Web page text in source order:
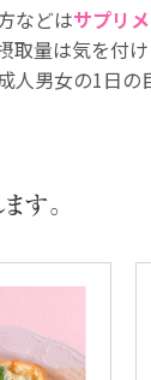
などはサプリ
量は気を付け
男女の1日の